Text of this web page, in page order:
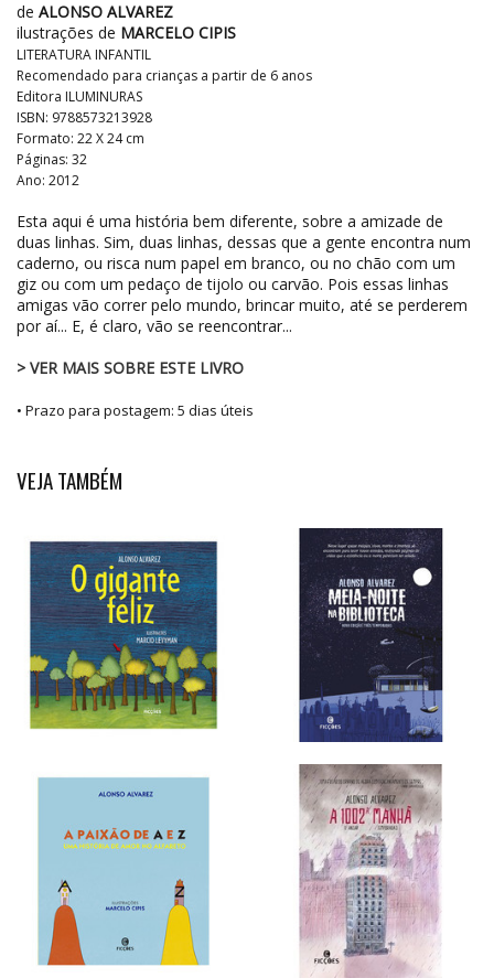
de ALONSO ALVAREZ
ilustrações de MARCELO CIPIS
LITERATURA INFANTIL
Recomendado para crianças a partir de 6 anos
Editora ILUMINURAS
ISBN: 9788573213928
Formato: 22 X 24 cm
Páginas: 32
Ano: 2012
Esta aqui é uma história bem diferente, sobre a amizade de
duas linhas. Sim, duas linhas, dessas que a gente encontra num
caderno, ou risca num papel em branco, ou no chão com um
giz ou com um pedaço de tijolo ou carvão. Pois essas linhas
amigas vão correr pelo mundo, brincar muito, até se perderem
por aí... E, é claro, vão se reencontrar...
> VER MAIS SOBRE ESTE LIVRO
• Prazo para postagem: 5 dias úteis
VEJA TAMBÉM